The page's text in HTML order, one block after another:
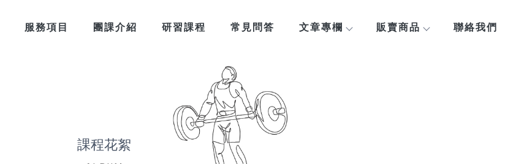
服務項目 團課介紹 研習課程 常見問答 文章專欄 販賣商品 聯絡我們